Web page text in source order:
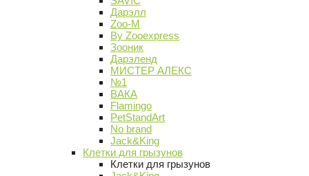
Дарэлл
Zoo-M
By Zooexpress
Зооник
Дарэленд
МИСТЕР АЛЕКС
№1
ВАКА
Flamingo
PetStandArt
No brand
Jack&King
Клетки для грызунов
Клетки для грызунов